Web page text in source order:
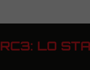
RC3: LO